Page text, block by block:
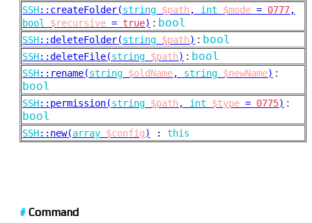
SSH:: createFolder(string $path , int $mode = 0777,
bool
$recursive = true) : bool
SSH::deleteFolder(string $path) : bool
SSH::deleteFile(string $path) : bool
SSH:: rename(string $oldName, string $newName) :
bool
SSH:: permission(string $path , int $type = 0775) :
bool
SSH:: new(array $config) : this
# Command